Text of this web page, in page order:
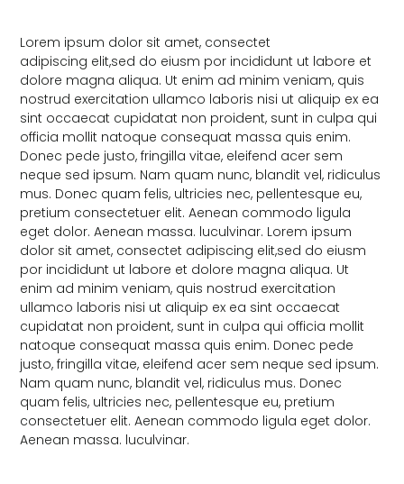
Lorem ipsum dolor sit amet, consectet
adipiscing elit,sed do eiusm por incididunt ut labore et
dolore magna aliqua. Ut enim ad minim veniam, quis
nostrud exercitation ullamco laboris nisi ut aliquip ex ea
sint occaecat cupidatat non proident, sunt in culpa qui
officia mollit natoque consequat massa quis enim.
Donec pede justo, fringilla vitae, eleifend acer sem
neque sed ipsum. Nam quam nunc, blandit vel, ridiculus
mus. Donec quam felis, ultricies nec, pellentesque eu,
pretium consectetuer elit. Aenean commodo ligula
eget dolor. Aenean massa. luculvinar. Lorem ipsum
dolor sit amet, consectet adipiscing elit,sed do eiusm
por incididunt ut labore et dolore magna aliqua. Ut
enim ad minim veniam, quis nostrud exercitation
ullamco laboris nisi ut aliquip ex ea sint occaecat
cupidatat non proident, sunt in culpa qui officia mollit
natoque consequat massa quis enim. Donec pede
justo, fringilla vitae, eleifend acer sem neque sed ipsum.
Nam quam nunc, blandit vel, ridiculus mus. Donec
quam felis, ultricies nec, pellentesque eu, pretium
consectetuer elit. Aenean commodo ligula eget dolor.
Aenean massa. luculvinar.